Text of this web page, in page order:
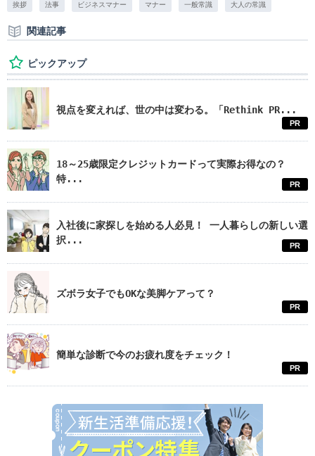
挨拶 法事 ビジネスマナー マナー 一般常識 大人の常識
関連記事
ピックアップ
視点を変えれば、世の中は変わる。「Rethink PR...
PR
18～25歳限定クレジットカードって実際お得なの？
特...
PR
入社後に家探しを始める人必見！ 一人暮らしの新しい選
択...
PR
ズボラ女子でもOKな美脚ケアって？
PR
簡単な診断で今のお疲れ度をチェック！
PR